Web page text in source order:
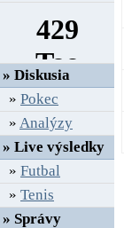
» Diskusia
» Pokec
» Analýzy
» Live výsledky
» Futbal
» Tenis
» Správy